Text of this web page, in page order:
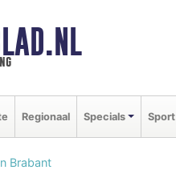
Regionaal Specials Sport
Brabant